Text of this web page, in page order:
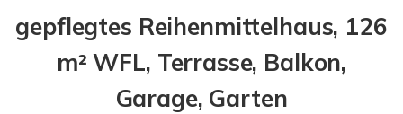
gepflegtes Reihenmittelhaus, 126
m² WFL, Terrasse, Balkon,
Garage, Garten